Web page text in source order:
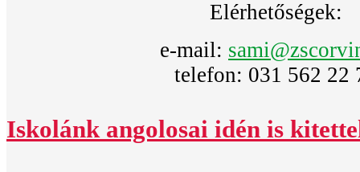
Elérhetőségek:
e-mail:
telefon: 031 562 22
Iskolánk angolosai idén is